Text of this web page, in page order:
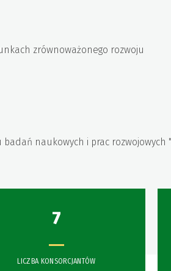
zrównoważonego rozwoju
naukowych i prac
7
LICZBA KONSORCJANTÓW